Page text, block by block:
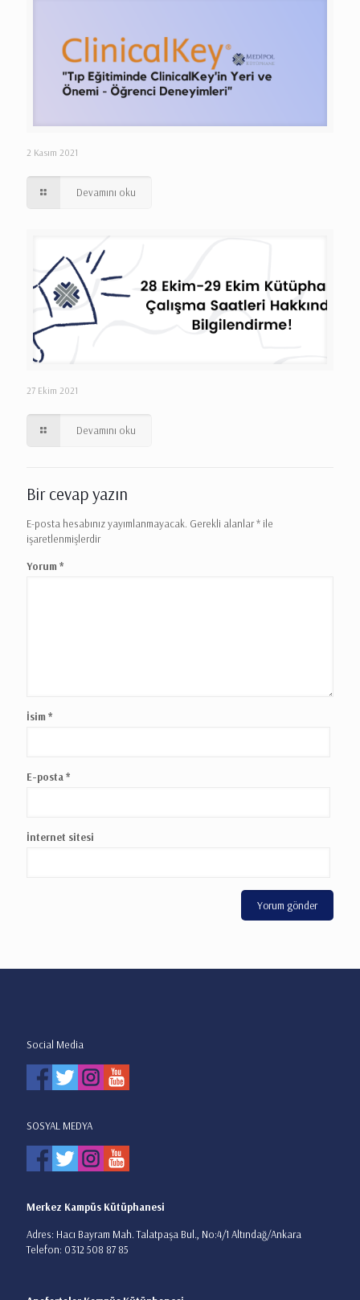
2 Kasım 2021
Devamını oku
27 Ekim 2021
Devamını oku
Bir cevap yazın
E-posta hesabınız yayımlanmayacak. Gerekli alanlar* ile
işaretlenmişlerdir
Yorum *
İsim *
E-posta *
İnternet sitesi
Social Media
SOSYAL MEDYA
Merkez Kampüs Kütüphanesi
Adres: Hacı Bayram Mah. Talatpaşa Bul., No:4/1 Altındağ/Ankara
Telefon: 0312 508 87 85